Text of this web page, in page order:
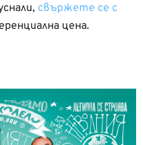
свържете се с
цена.